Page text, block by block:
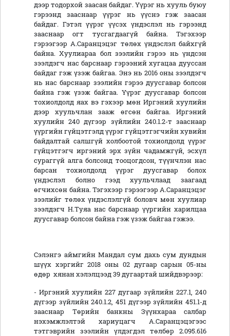
дээр тодорхой заасан байдаг. Үүрэг нь хууль буюу
гэрээнд зааснаар үүрэг нь үүснэ гэж заасан
байдаг. Гэтэл үүрэг үүсэх үндэслэл нь гэрээнд
зааснаар огт тусгагдаагүй байна. Тэгэхээр
гэрээгээр А.Саранцэцэг төлөх үндэслэл байхгүй
байна. Хуулиараа бол зээлийн гэрээ нь үндсэн
зээлдэгч нас барснаар гэрээний хугацаа дууссан
байдаг гэж үзэж байгаа. Энэ нь 2016 оны зээлдэгч
нь нас барснаар зээлийн гэрээ дуусгавар болсон
байна гэж үзэж байгаа. Үүрэг дуусгавар болсон
тохиолдолд яах вэ гэхээр мөн Иргэний хуулийн
дээр хуульчлан зааж өгсөн байгаа. Иргэний
хуулийн 240 дүгээр зүйлийн 240.1.2-т зааснаар
үүргийн гүйцэтгэлд үүрэг гүйцэтгэгчийн хувийн
байдалтай салшгүй холбоотой тохиолдолд үүрэг
гүйцэтгэгч иргэний эрх зүйн чадамжгүй, эсхүл
сураггүй алга болсонд тооцогдсон, түүнчлэн нас
барсан тохиолдолд үүрэг дуусгавар болох
үндэслэл болно гээд хуульчлаад заагаад
өгчихсөн байна. Тэгэхээр гэрээгээр А.Саранцэцэг
зээлийг төлөх үндэслэлгүй боловч мөн хуулиар
зээлдэгч Н.Туяа нас барснаар үүргийн харилцаа
дуусгавар болсон байна гэж үзэж байгаа гэжээ.
Сэлэнгэ аймгийн Мандал сум дахь сум дундын
шүүх хэргийг 2018 оны 02 дугаар сарын 05-ны
өдөр хянан хэлэлцээд 39 дугаартай шийдвэрээр:
- Иргэний хуулийн 227 дугаар зүйлийн 227.1, 240
дүгээр зүйлийн 240.1.2, 451 дүгээр зүйлийн 451.1-д
зааснаар Төрийн банкны Зүүнхараа салбар
нэхэмжлэлтэй хариуцагч А.Саранцэцэгээс
тэтгэврийн зээлийн үлдэгдэл төлбөр 2.095.616